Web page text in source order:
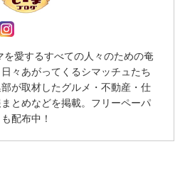
愛するすべての人々のための奄
々あがってくるシマッチュたち
が取材したグルメ・不動産・仕
とめなどを掲載。フリーペーパ
配布中！